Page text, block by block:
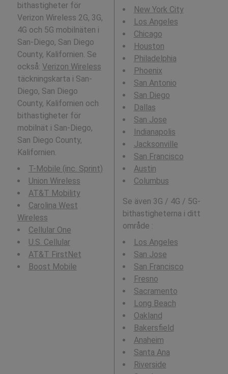
bithastigheter för
Verizon Wireless 2G, 3G,
4G och 5G mobilnäten i
San-Diego, San Diego
County, Kalifornien. Se
också: Verizon Wireless
täckningskarta i San-
Diego, San Diego
County, Kalifornien och
bithastigheter för
mobilnät i San-Diego,
San Diego County,
Kalifornien.
T-Mobile (inc. Sprint)
Union Wireless
AT&T Mobility
Carolina West
Wireless
Cellular One
U.S. Cellular
AT&T FirstNet
Boost Mobile
New York City
Los Angeles
Chicago
Houston
Philadelphia
Phoenix
San Antonio
San Diego
Dallas
San Jose
Indianapolis
Jacksonville
San Francisco
Austin
Columbus
Se även 3G / 4G / 5G-
bithastigheterna i ditt
område :
Los Angeles
San Jose
San Francisco
Fresno
Sacramento
Long Beach
Oakland
Bakersfield
Anaheim
Santa Ana
Riverside